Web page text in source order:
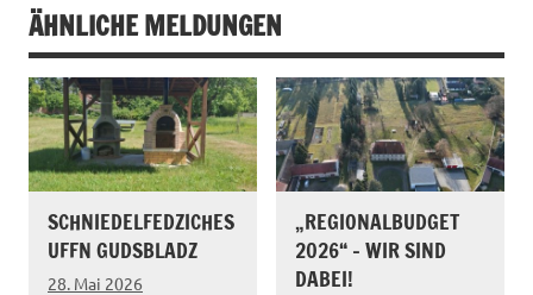
ÄHNLICHE MELDUNGEN
SCHNIEDELFEDZICHES
UFFN GUDSBLADZ
28. Mai 2026
„REGIONALBUDGET
2026“ – WIR SIND
DABEI!